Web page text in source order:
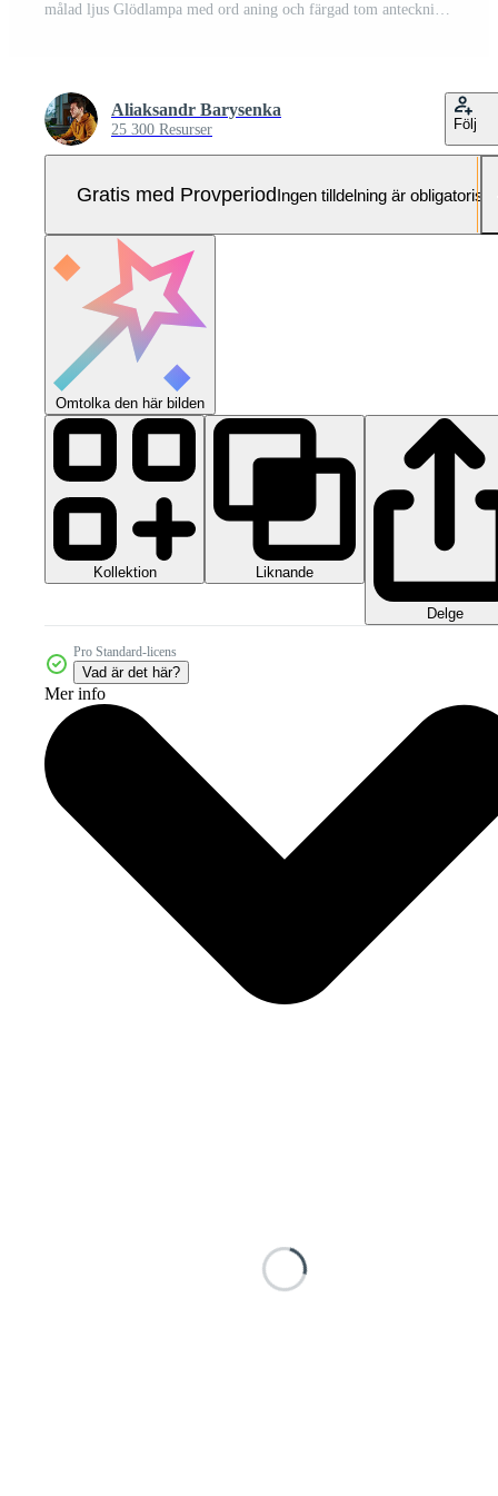
målad ljus Glödlampa med ord aning och färgad tom anteckningar på en kork styrelse Pro Foto
Aliaksandr Barysenka
25 300 Resurser Följ
Gratis med ProvperiodIngen tilldelning är obligatorisk
Omtolka den här bilden
Kollektion Liknande
Delge
Pro Standard-licens
Vad är det här?
Mer info